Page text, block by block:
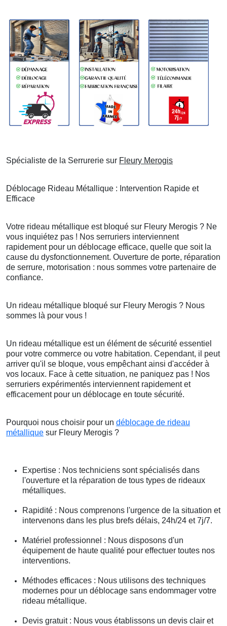
Spécialiste de la Serrurerie sur Fleury Merogis
Déblocage Rideau Métallique : Intervention Rapide et
Efficace
Votre rideau métallique est bloqué sur Fleury Merogis ? Ne
vous inquiétez pas ! Nos serruriers interviennent
rapidement pour un déblocage efficace, quelle que soit la
cause du dysfonctionnement. Ouverture de porte, réparation
de serrure, motorisation : nous sommes votre partenaire de
confiance.
Un rideau métallique bloqué sur Fleury Merogis ? Nous
sommes là pour vous !
Un rideau métallique est un élément de sécurité essentiel
pour votre commerce ou votre habitation. Cependant, il peut
arriver qu'il se bloque, vous empêchant ainsi d'accéder à
vos locaux. Face à cette situation, ne paniquez pas ! Nos
serruriers expérimentés interviennent rapidement et
efficacement pour un déblocage en toute sécurité.
Pourquoi nous choisir pour un déblocage de rideau
métallique sur Fleury Merogis ?
Expertise : Nos techniciens sont spécialisés dans
l'ouverture et la réparation de tous types de rideaux
métalliques.
Rapidité : Nous comprenons l'urgence de la situation et
intervenons dans les plus brefs délais, 24h/24 et 7j/7.
Matériel professionnel : Nous disposons d'un
équipement de haute qualité pour effectuer toutes nos
interventions.
Méthodes efficaces : Nous utilisons des techniques
modernes pour un déblocage sans endommager votre
rideau métallique.
Devis gratuit : Nous vous établissons un devis clair et